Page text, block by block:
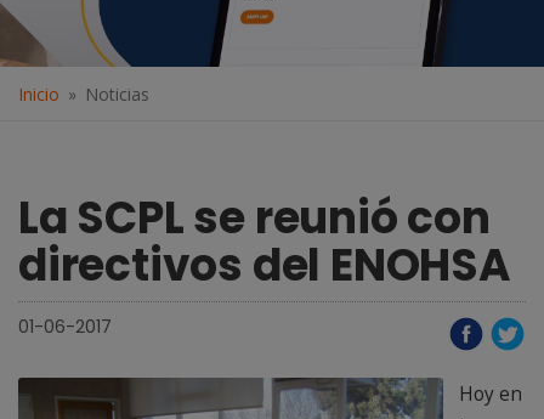
Inicio Noticias
La SCPL se reunió con
directivos del ENOHSA
01-06-2017
Hoy en